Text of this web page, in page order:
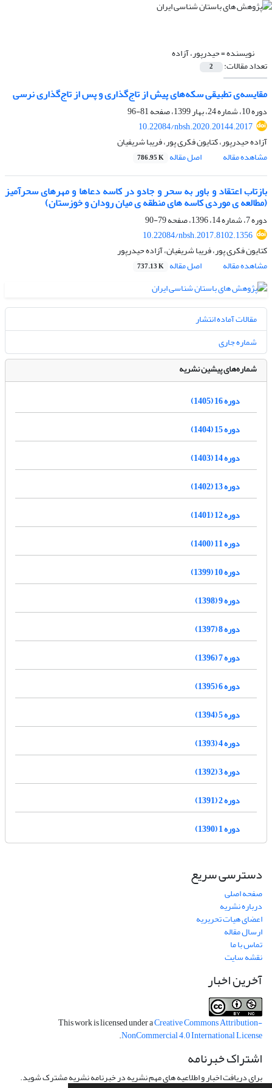
نویسنده =حیدرپور، آزاده
تعداد مقالات: 2
مقایسه‌ی تطبیقی سکه‌های پیش از تاج‌گذاری و پس از تاج‌گذاری نرسی
دوره 10، شماره 24، بهار 1399، صفحه
81-96
10.22084/nbsh.2020.20144.2017
آزاده حیدرپور، کتایون فکری پور، فریبا شریفیان
مشاهده مقاله
اصل مقاله 786.95 K
بازتاب اعتقاد و باور به سحر و جادو در کاسه دعاها و مهرهای سحرآمیز
(مطالعه ی موردی کاسه های منطقه ی میان رودان و خوزستان)
دوره 7، شماره 14، 1396، صفحه
79-90
10.22084/nbsh.2017.8102.1356
کتایون فکری پور، فریبا شریفیان، آزاده حیدرپور
مشاهده مقاله
اصل مقاله 737.13 K
مقالات آماده انتشار
شماره جاری
شماره‌های پیشین نشریه
دوره 16 (1405)
دوره 15 (1404)
دوره 14 (1403)
دوره 13 (1402)
دوره 12 (1401)
دوره 11 (1400)
دوره 10 (1399)
دوره 9 (1398)
دوره 8 (1397)
دوره 7 (1396)
دوره 6 (1395)
دوره 5 (1394)
دوره 4 (1393)
دوره 3 (1392)
دوره 2 (1391)
دوره 1 (1390)
دسترسی سریع
صفحه اصلی
درباره نشریه
اعضای هیات تحریریه
ارسال مقاله
تماس با ما
نقشه سایت
آخرین اخبار
This work is licensed under aCreative Commons Attribution-
NonCommercial 4.0 International License
.
اشتراک خبرنامه
برای دریافت اخبار و اطلاعیه های مهم نشریه در خبرنامه نشریه مشترک شوید.